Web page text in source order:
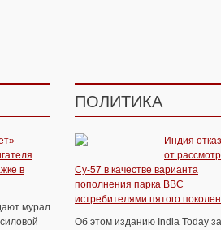
в
мурал
ПОЛИТИКА
Индия
от
Су-57 в качестве варианта
пополнения парка ВВС
истребителями пятого
Об этом изданию India Today